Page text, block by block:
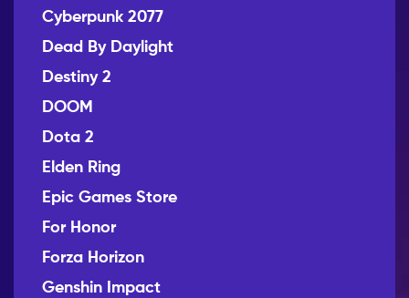
Cyberpunk 2077
Dead By Daylight
Destiny 2
DOOM
Dota 2
Elden Ring
Epic Games Store
For Honor
Forza Horizon
Genshin Impact